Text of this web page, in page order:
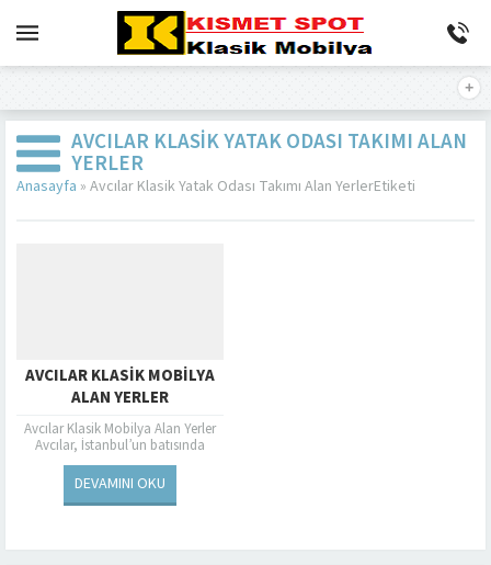
AVCILAR KLASIK YATAK ODASI TAKIMI ALAN
YERLER
Anasayfa » Avcılar Klasik Yatak Odası Takımı Alan YerlerEtiketi
AVCILAR KLASIK MOBILYA
ALAN YERLER
Avcılar Klasik Mobilya Alan Yerler
Avcılar, İstanbul’un batısında
bulunan ve hızla gelişen bir semttir.
Bu semtte yaşayanlar için konfor
DEVAMINI OKU